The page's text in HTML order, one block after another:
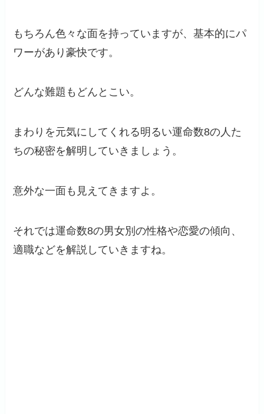
もちろん色々な面を持っていますが、基本的にパ
ワーがあり豪快です。
どんな難題もどんとこい。
まわりを元気にしてくれる明るい運命数8の人た
ちの秘密を解明していきましょう。
意外な一面も見えてきますよ。
それでは運命数8の男女別の性格や恋愛の傾向、
適職などを解説していきますね。